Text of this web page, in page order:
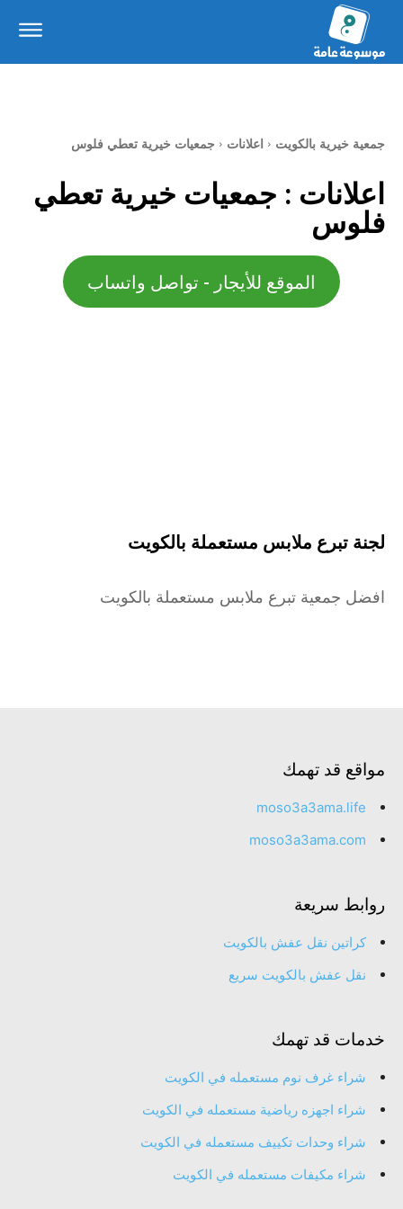
جمعية خيرية بالكويت اعلانات جمعيات خيرية تعطي فلوس
اعلانات : جمعيات خيرية تعطي
فلوس
الموقع للأيجار - تواصل واتساب
لجنة تبرع ملابس مستعملة بالكويت
افضل جمعية تبرع ملابس مستعملة بالكويت
مواقع قد تهمك
moso3a3ama.life
moso3a3ama.com
روابط سريعة
كراتين نقل عفش بالكويت
نقل عفش بالكويت سريع
خدمات قد تهمك
شراء غرف نوم مستعمله في الكويت
شراء اجهزه رياضية مستعمله في الكويت
شراء وحدات تكييف مستعمله في الكويت
شراء مكيفات مستعمله في الكويت